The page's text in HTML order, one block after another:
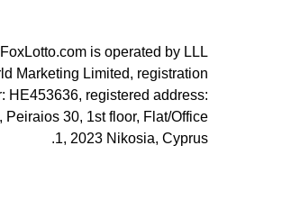
is operated by LLL
Marketing Limited, registration
HE453636, registered address:
Peiraios 30, 1st floor, Flat/Office
1, 2023 Nikosia, Cyprus.